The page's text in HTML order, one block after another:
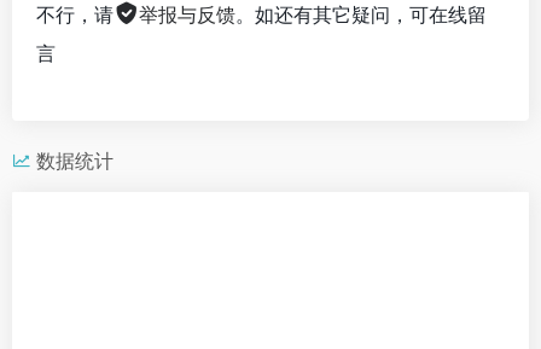
不行，请
举报与反馈。如还有其它疑问，可在线留
言
数据统计